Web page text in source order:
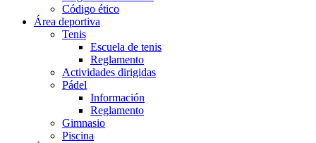
Código ético
Área deportiva
Tenis
Escuela de tenis
Reglamento
Actividades dirigidas
Pádel
Información
Reglamento
Gimnasio
Piscina